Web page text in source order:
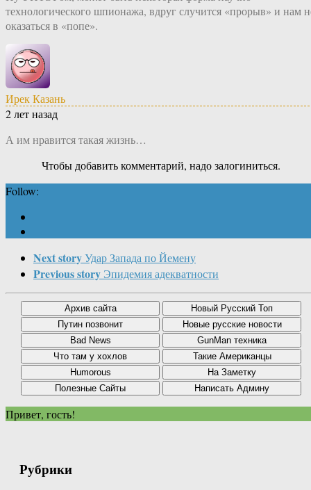
технологического шпионажа, вдруг случится «прорыв» и нам
оказаться в «попе».
Ирек Казань
2 лет назад
А им нравится такая жизнь…
Чтобы добавить комментарий, надо залогиниться.
Follow:
Next storyУдар Запада по Йемену
Previous story Эпидемия адекватности
Привет, гость!
Рубрики